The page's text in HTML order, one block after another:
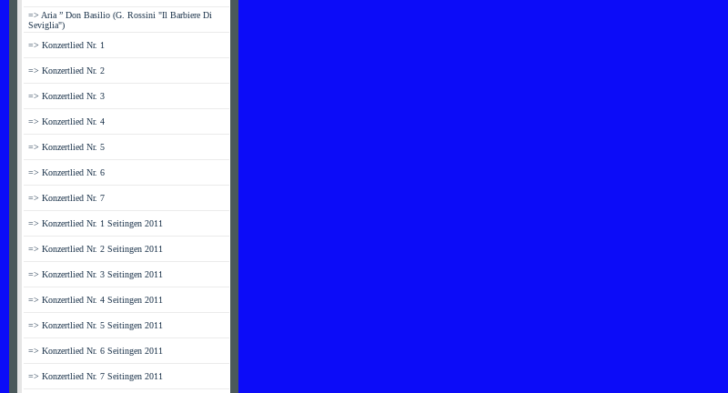
=> Aria ” Don Basilio (G. Rossini "Il Barbiere Di
Seviglia")
=> Konzertlied Nr. 1
=> Konzertlied Nr. 2
=> Konzertlied Nr. 3
=> Konzertlied Nr. 4
=> Konzertlied Nr. 5
=> Konzertlied Nr. 6
=> Konzertlied Nr. 7
=> Konzertlied Nr. 1 Seitingen 2011
=> Konzertlied Nr. 2 Seitingen 2011
=> Konzertlied Nr. 3 Seitingen 2011
=> Konzertlied Nr. 4 Seitingen 2011
=> Konzertlied Nr. 5 Seitingen 2011
=> Konzertlied Nr. 6 Seitingen 2011
=> Konzertlied Nr. 7 Seitingen 2011